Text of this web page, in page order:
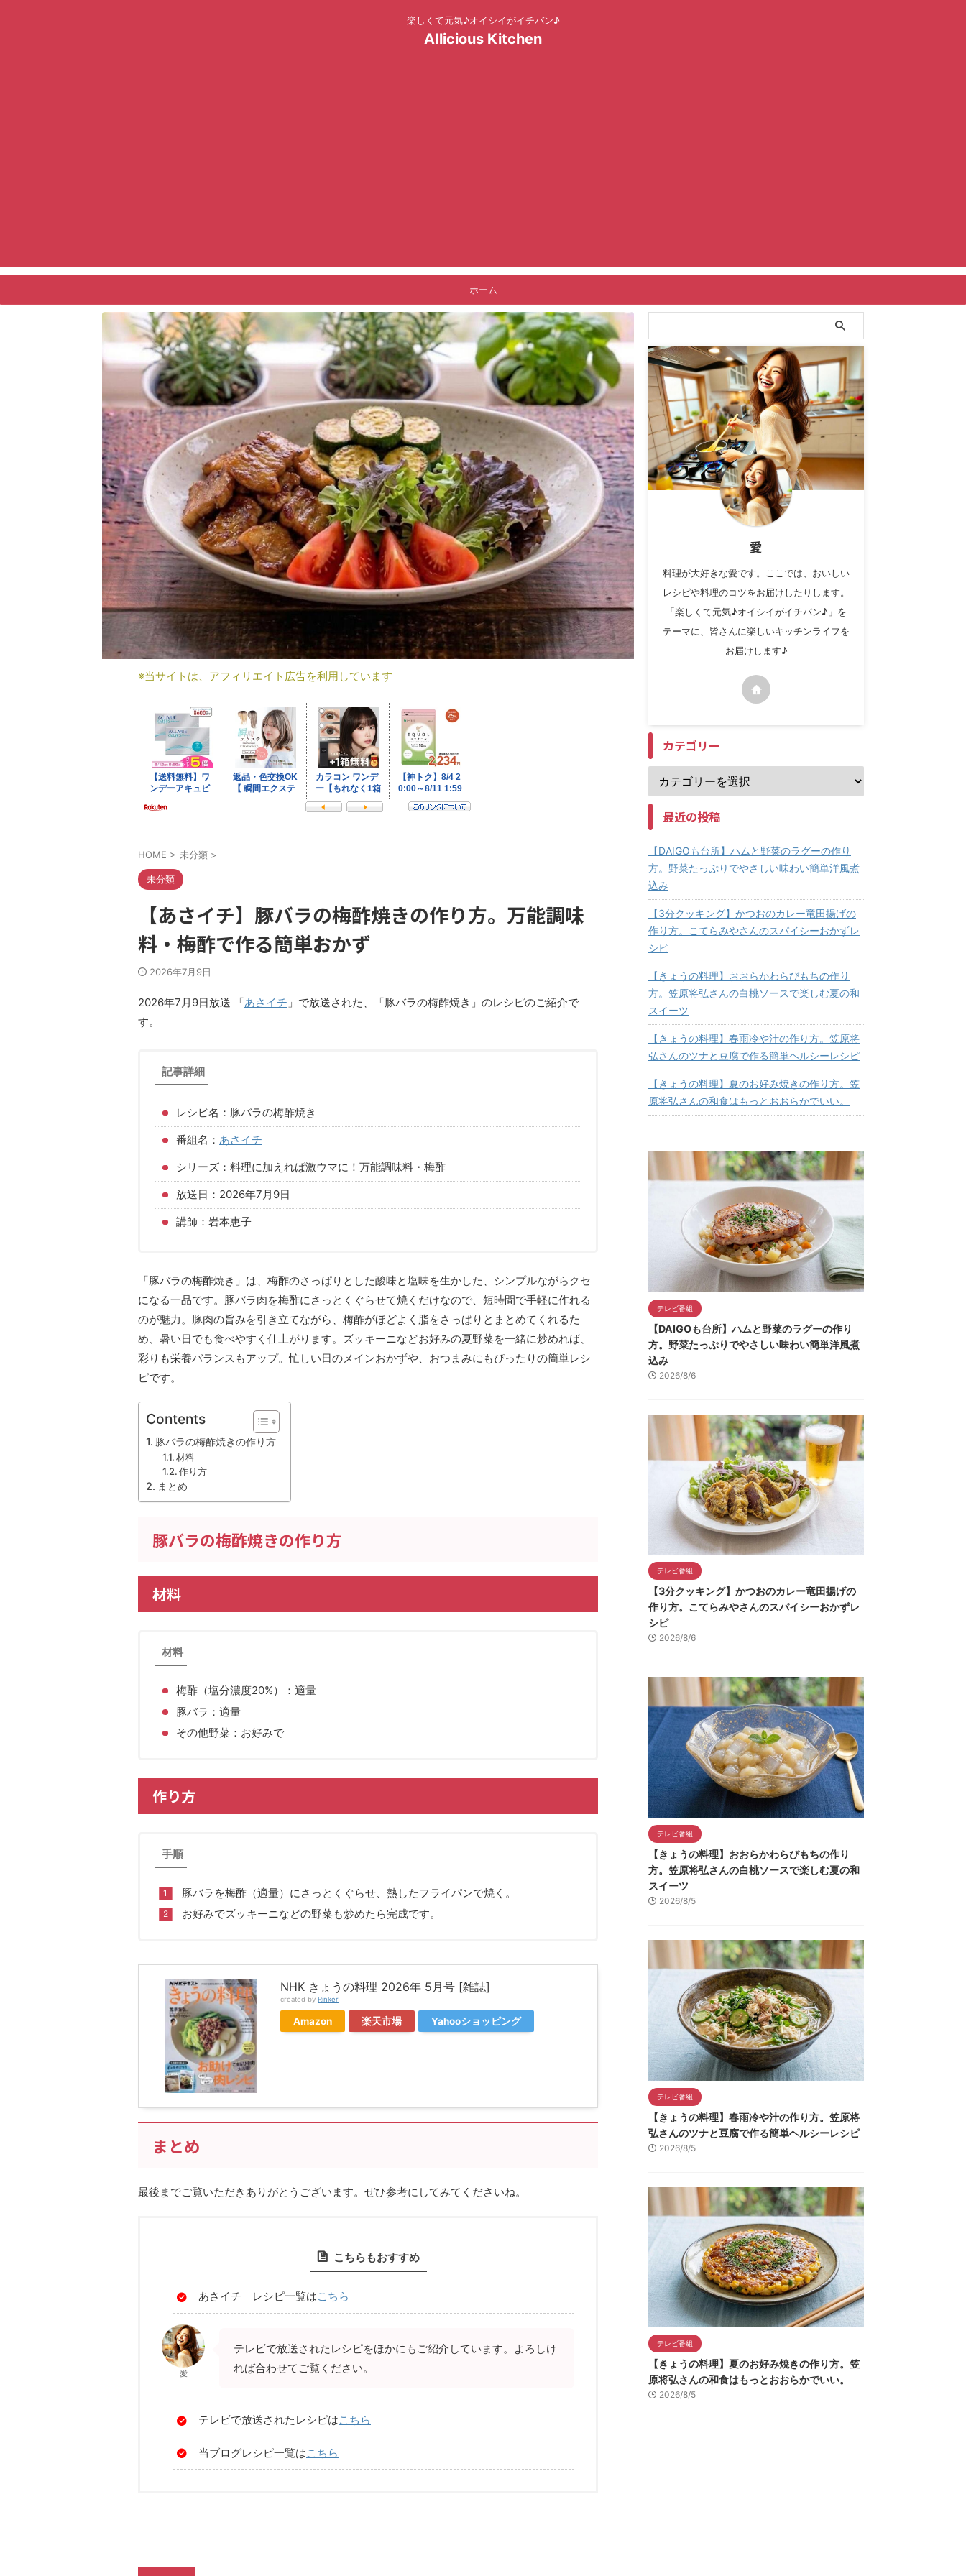
楽しくて元気♪オイシイがイチバン♪
AIlicious Kitchen
ホーム
※当サイトは、アフィリエイト広告を利用しています
HOME > 未分類 >
未分類
【あさイチ】豚バラの梅酢焼きの作り方。万能調味
料・梅酢で作る簡単おかず
2026年7月9日
2026年7月9日放送 「あさイチ 」で放送された、「豚バラの梅酢焼き」のレシピのご紹介で
す。
記事詳細
レシピ名：豚バラの梅酢焼き
番組名： あさイチ
シリーズ：料理に加えれば激ウマに！万能調味料・梅酢
放送日：2026年7月9日
講師：岩本恵子
「豚バラの梅酢焼き」は、梅酢のさっぱりとした酸味と塩味を生かした、シンプルながらクセ
になる一品です。豚バラ肉を梅酢にさっとくぐらせて焼くだけなので、短時間で手軽に作れる
のが魅力。豚肉の旨みを引き立てながら、梅酢がほどよく脂をさっぱりとまとめてくれるた
め、暑い日でも食べやすく仕上がります。ズッキーニなどお好みの夏野菜を一緒に炒めれば、
彩りも栄養バランスもアップ。忙しい日のメインおかずや、おつまみにもぴったりの簡単レシ
ピです。
Contents
豚バラの梅酢焼きの作り方
材料
作り方
まとめ
豚バラの梅酢焼きの作り方
材料
材料
梅酢（塩分濃度20%）：適量
豚バラ：適量
その他野菜：お好みで
作り方
手順
豚バラを梅酢（適量）にさっとくぐらせ、熱したフライパンで焼く。
お好みでズッキーニなどの野菜も炒めたら完成です。
NHK きょうの料理 2026年 5月号 [雑誌]
created by Rinker
Amazon 楽天市場 Yahooショッピング
まとめ
最後までご覧いただきありがとうございます。ぜひ参考にしてみてくださいね。
こちらもおすすめ
あさイチ レシピ一覧はこちら
愛
テレビで放送されたレシピをほかにもご紹介しています。よろしけ
れば合わせてご覧ください。
テレビで放送されたレシピはこちら
当ブログレシピ一覧はこちら
愛
料理が大好きな愛です。ここでは、おいしい
レシピや料理のコツをお届けしたりします。
「楽しくて元気♪オイシイがイチバン♪」を
テーマに、皆さんに楽しいキッチンライフを
お届けします♪
カテゴリー
最近の投稿
【DAIGOも台所】ハムと野菜のラグーの作り
方。野菜たっぷりでやさしい味わい簡単洋風煮
込み
【3分クッキング】かつおのカレー竜田揚げの
作り方。こてらみやさんのスパイシーおかずレ
シピ
【きょうの料理】おおらかわらびもちの作り
方。笠原将弘さんの白桃ソースで楽しむ夏の和
スイーツ
【きょうの料理】春雨冷や汁の作り方。笠原将
弘さんのツナと豆腐で作る簡単ヘルシーレシピ
【きょうの料理】夏のお好み焼きの作り方。笠
原将弘さんの和食はもっとおおらかでいい。
テレビ番組
【DAIGOも台所】ハムと野菜のラグーの作り
方。野菜たっぷりでやさしい味わい簡単洋風煮
込み
2026/8/6
テレビ番組
【3分クッキング】かつおのカレー竜田揚げの
作り方。こてらみやさんのスパイシーおかずレ
シピ
2026/8/6
テレビ番組
【きょうの料理】おおらかわらびもちの作り
方。笠原将弘さんの白桃ソースで楽しむ夏の和
スイーツ
2026/8/5
テレビ番組
【きょうの料理】春雨冷や汁の作り方。笠原将
弘さんのツナと豆腐で作る簡単ヘルシーレシピ
2026/8/5
テレビ番組
【きょうの料理】夏のお好み焼きの作り方。笠
原将弘さんの和食はもっとおおらかでいい。
2026/8/5